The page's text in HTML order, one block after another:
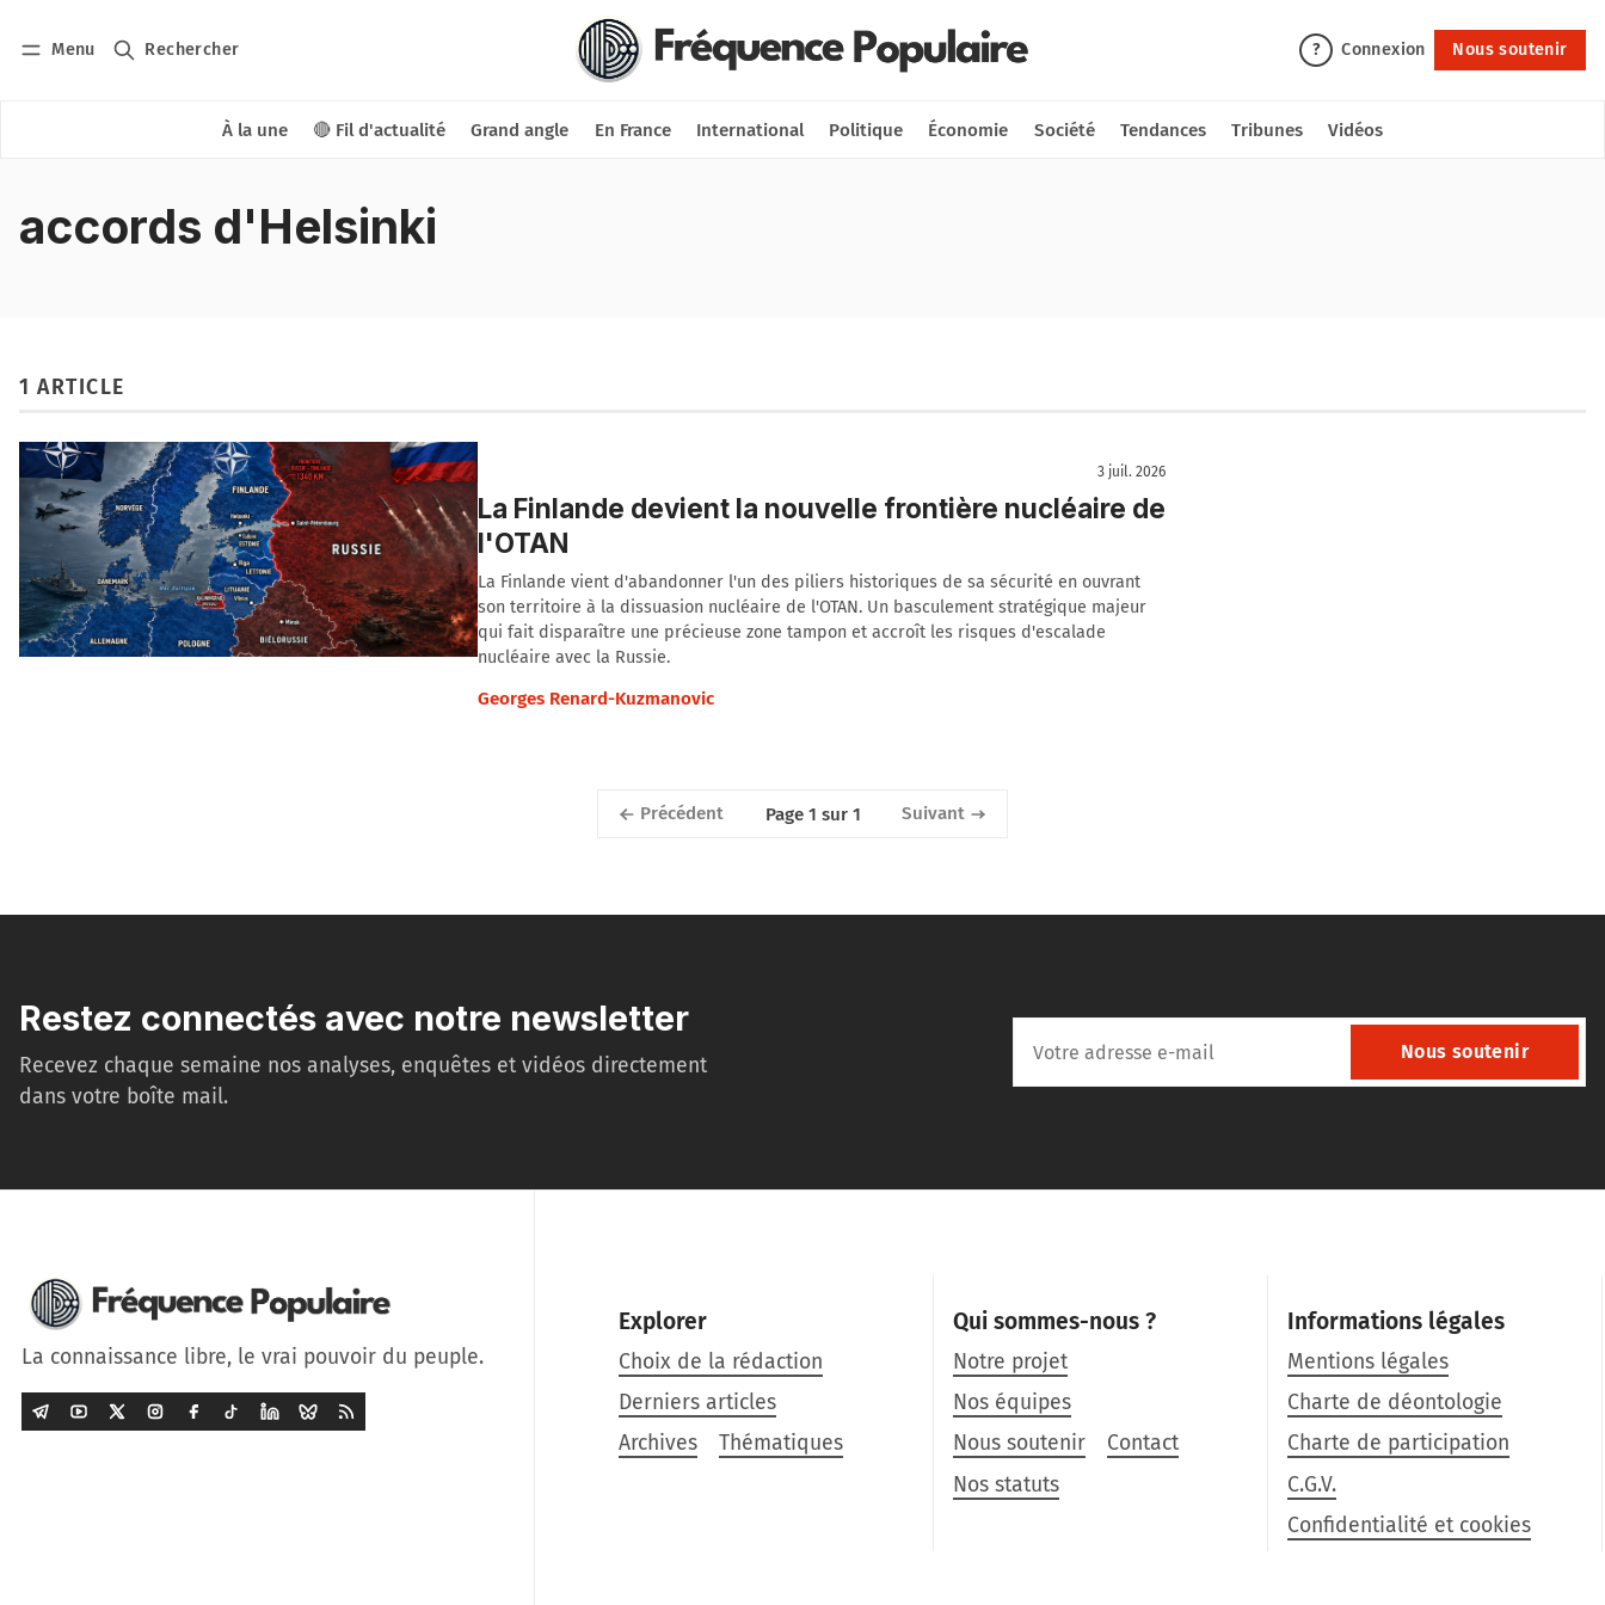
Menu Rechercher ? Connexion Nous soutenir
À la une 🔴 Fil d'actualité Grand angle En France International Politique Économie Société Tendances Tribunes Vidéos
Nous soutenir
accords d'Helsinki
1 ARTICLE
3 juil. 2026
La Finlande devient la nouvelle frontière nucléaire de
l'OTAN
La Finlande vient d'abandonner l'un des piliers historiques de sa sécurité en ouvrant
son territoire à la dissuasion nucléaire de l'OTAN. Un basculement stratégique majeur
qui fait disparaître une précieuse zone tampon et accroît les risques d'escalade
nucléaire avec la Russie.
Georges Renard-Kuzmanovic
Précédent Page 1 sur 1 Suivant
Restez connectés avec notre newsletter
Recevez chaque semaine nos analyses, enquêtes et vidéos directement
dans votre boîte mail.
Nous soutenir
La connaissance libre, le vrai pouvoir du peuple.
Explorer
Choix de la rédaction
Derniers articles
Archives
Thématiques
Qui sommes-nous ?
Notre projet
Nos équipes
Nous soutenir
Contact
Nos statuts
Informations légales
Mentions légales
Charte de déontologie
Charte de participation
C.G.V.
Confidentialité et cookies